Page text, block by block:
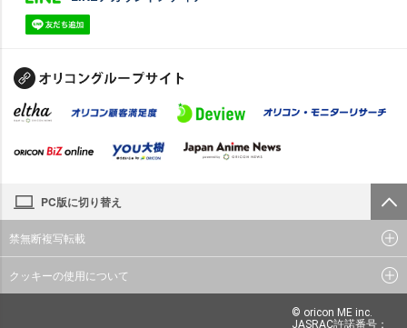
PC版に切り替え
禁無断複写転載
クッキーの使用について
© oricon ME inc.
JASRAC許諾番号：